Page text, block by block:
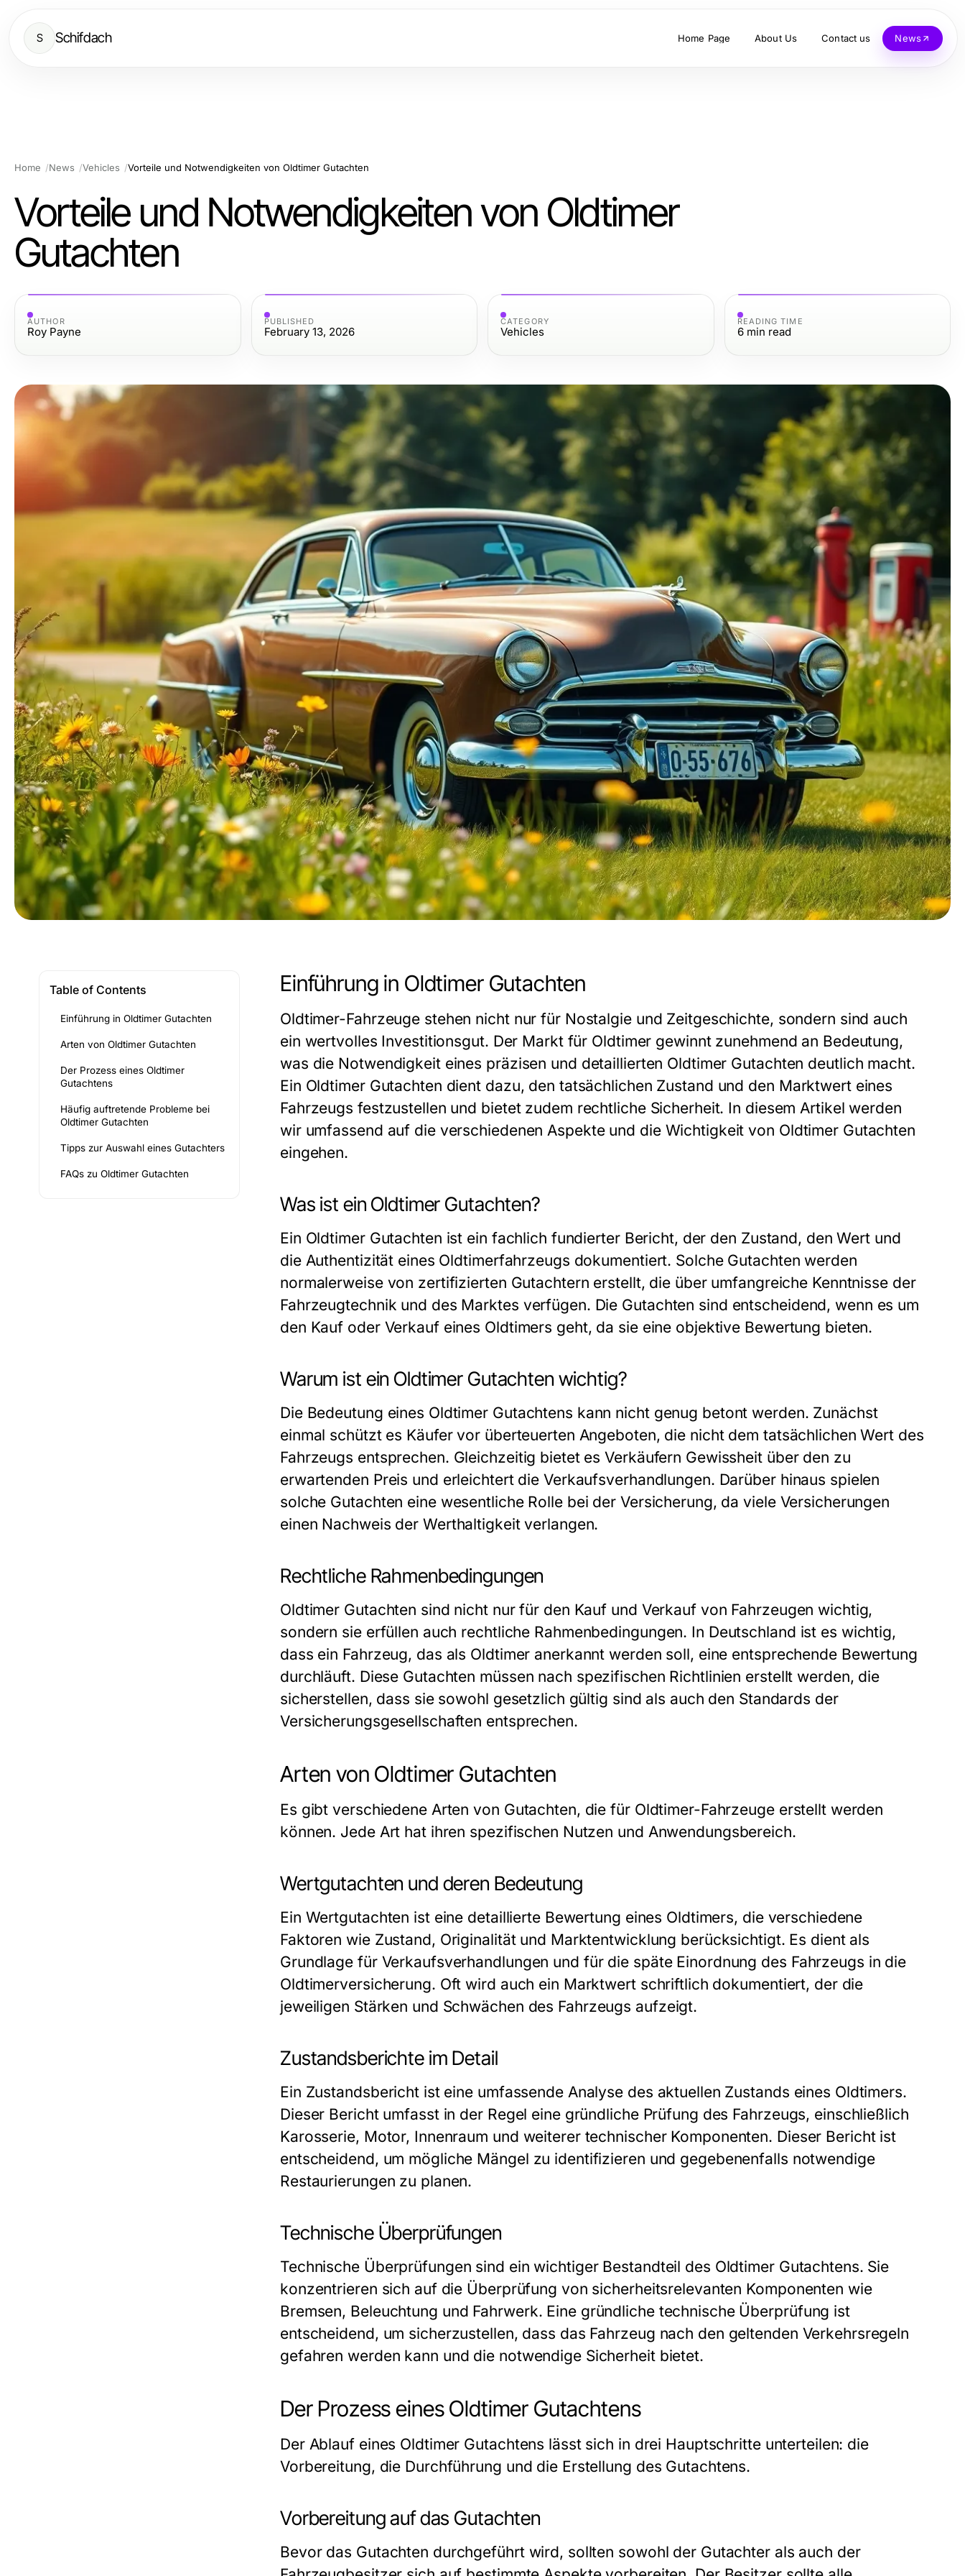
S Schifdach Home Page About Us Contact us News
Home News Vehicles Vorteile und Notwendigkeiten von Oldtimer Gutachten
Vorteile und Notwendigkeiten von Oldtimer
Gutachten
AUTHOR
Roy Payne
PUBLISHED
February 13, 2026
CATEGORY
Vehicles
READING TIME
6 min read
Table of Contents
Einführung in Oldtimer Gutachten
Arten von Oldtimer Gutachten
Der Prozess eines Oldtimer
Gutachtens
Häufig auftretende Probleme bei
Oldtimer Gutachten
Tipps zur Auswahl eines Gutachters
FAQs zu Oldtimer Gutachten
Einführung in Oldtimer Gutachten
Oldtimer-Fahrzeuge stehen nicht nur für Nostalgie und Zeitgeschichte, sondern sind auch
ein wertvolles Investitionsgut. Der Markt für Oldtimer gewinnt zunehmend an Bedeutung,
was die Notwendigkeit eines präzisen und detaillierten Oldtimer Gutachten deutlich macht.
Ein Oldtimer Gutachten dient dazu, den tatsächlichen Zustand und den Marktwert eines
Fahrzeugs festzustellen und bietet zudem rechtliche Sicherheit. In diesem Artikel werden
wir umfassend auf die verschiedenen Aspekte und die Wichtigkeit von Oldtimer Gutachten
eingehen.
Was ist ein Oldtimer Gutachten?
Ein Oldtimer Gutachten ist ein fachlich fundierter Bericht, der den Zustand, den Wert und
die Authentizität eines Oldtimerfahrzeugs dokumentiert. Solche Gutachten werden
normalerweise von zertifizierten Gutachtern erstellt, die über umfangreiche Kenntnisse der
Fahrzeugtechnik und des Marktes verfügen. Die Gutachten sind entscheidend, wenn es um
den Kauf oder Verkauf eines Oldtimers geht, da sie eine objektive Bewertung bieten.
Warum ist ein Oldtimer Gutachten wichtig?
Die Bedeutung eines Oldtimer Gutachtens kann nicht genug betont werden. Zunächst
einmal schützt es Käufer vor überteuerten Angeboten, die nicht dem tatsächlichen Wert des
Fahrzeugs entsprechen. Gleichzeitig bietet es Verkäufern Gewissheit über den zu
erwartenden Preis und erleichtert die Verkaufsverhandlungen. Darüber hinaus spielen
solche Gutachten eine wesentliche Rolle bei der Versicherung, da viele Versicherungen
einen Nachweis der Werthaltigkeit verlangen.
Rechtliche Rahmenbedingungen
Oldtimer Gutachten sind nicht nur für den Kauf und Verkauf von Fahrzeugen wichtig,
sondern sie erfüllen auch rechtliche Rahmenbedingungen. In Deutschland ist es wichtig,
dass ein Fahrzeug, das als Oldtimer anerkannt werden soll, eine entsprechende Bewertung
durchläuft. Diese Gutachten müssen nach spezifischen Richtlinien erstellt werden, die
sicherstellen, dass sie sowohl gesetzlich gültig sind als auch den Standards der
Versicherungsgesellschaften entsprechen.
Arten von Oldtimer Gutachten
Es gibt verschiedene Arten von Gutachten, die für Oldtimer-Fahrzeuge erstellt werden
können. Jede Art hat ihren spezifischen Nutzen und Anwendungsbereich.
Wertgutachten und deren Bedeutung
Ein Wertgutachten ist eine detaillierte Bewertung eines Oldtimers, die verschiedene
Faktoren wie Zustand, Originalität und Marktentwicklung berücksichtigt. Es dient als
Grundlage für Verkaufsverhandlungen und für die späte Einordnung des Fahrzeugs in die
Oldtimerversicherung. Oft wird auch ein Marktwert schriftlich dokumentiert, der die
jeweiligen Stärken und Schwächen des Fahrzeugs aufzeigt.
Zustandsberichte im Detail
Ein Zustandsbericht ist eine umfassende Analyse des aktuellen Zustands eines Oldtimers.
Dieser Bericht umfasst in der Regel eine gründliche Prüfung des Fahrzeugs, einschließlich
Karosserie, Motor, Innenraum und weiterer technischer Komponenten. Dieser Bericht ist
entscheidend, um mögliche Mängel zu identifizieren und gegebenenfalls notwendige
Restaurierungen zu planen.
Technische Überprüfungen
Technische Überprüfungen sind ein wichtiger Bestandteil des Oldtimer Gutachtens. Sie
konzentrieren sich auf die Überprüfung von sicherheitsrelevanten Komponenten wie
Bremsen, Beleuchtung und Fahrwerk. Eine gründliche technische Überprüfung ist
entscheidend, um sicherzustellen, dass das Fahrzeug nach den geltenden Verkehrsregeln
gefahren werden kann und die notwendige Sicherheit bietet.
Der Prozess eines Oldtimer Gutachtens
Der Ablauf eines Oldtimer Gutachtens lässt sich in drei Hauptschritte unterteilen: die
Vorbereitung, die Durchführung und die Erstellung des Gutachtens.
Vorbereitung auf das Gutachten
Bevor das Gutachten durchgeführt wird, sollten sowohl der Gutachter als auch der